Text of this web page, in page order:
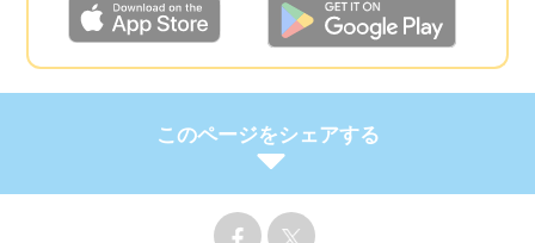
このページをシェアする